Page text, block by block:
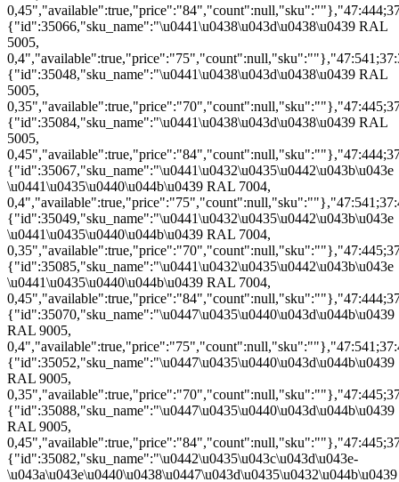
{"id":35066,"sku_name":"\u0441\u0438\u043d\u0438\u0439 RAL
5005,
{"id":35048,"sku_name":"\u0441\u0438\u043d\u0438\u0439 RAL
5005,
{"id":35084,"sku_name":"\u0441\u0438\u043d\u0438\u0439 RAL
5005,
{"id":35067,"sku_name":"\u0441\u0432\u0435\u0442\u043b\u043e
\u0441\u0435\u0440\u044b\u0439 RAL 7004,
{"id":35049,"sku_name":"\u0441\u0432\u0435\u0442\u043b\u043e
\u0441\u0435\u0440\u044b\u0439 RAL 7004,
{"id":35085,"sku_name":"\u0441\u0432\u0435\u0442\u043b\u043e
\u0441\u0435\u0440\u044b\u0439 RAL 7004,
{"id":35070,"sku_name":"\u0447\u0435\u0440\u043d\u044b\u0439
RAL 9005,
{"id":35052,"sku_name":"\u0447\u0435\u0440\u043d\u044b\u0439
RAL 9005,
{"id":35088,"sku_name":"\u0447\u0435\u0440\u043d\u044b\u0439
RAL 9005,
{"id":35082,"sku_name":"\u0442\u0435\u043c\u043d\u043e-
\u043a\u043e\u0440\u0438\u0447\u043d\u0435\u0432\u044b\u0439